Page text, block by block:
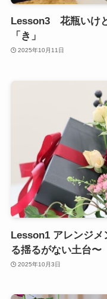
Lesson3 花瓶いけ
「き」
2025年10月11日
Lesson1 アレンジメ
る揺るがない土台〜
2025年10月3日